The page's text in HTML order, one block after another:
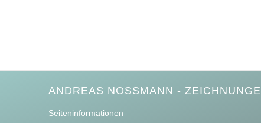
ANDREAS NOSSMANN - ZEICHNUNGEN
Seiteninformationen